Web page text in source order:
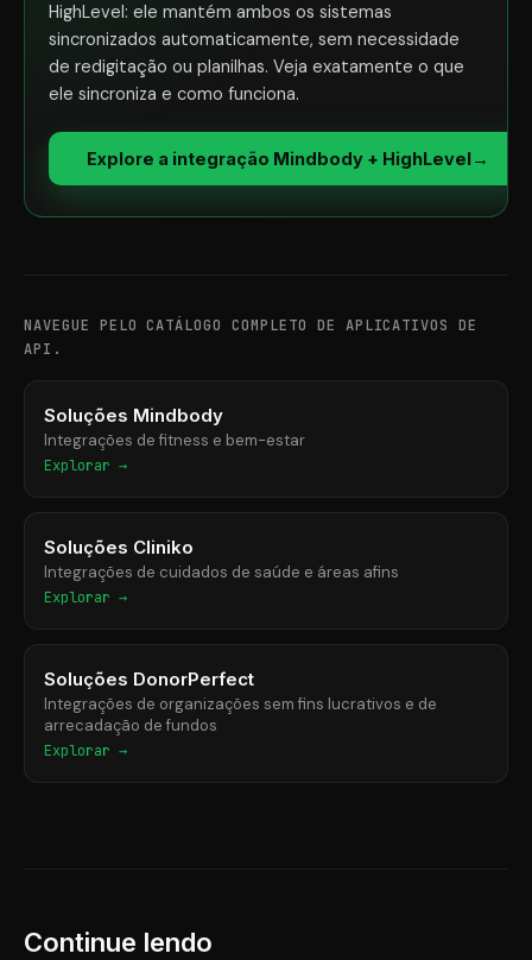
HighLevel: ele mantém ambos os sistemas
sincronizados automaticamente, sem necessidade
de redigitação ou planilhas. Veja exatamente o que
ele sincroniza e como funciona.
Explore a integração Mindbody + HighLevel→
NAVEGUE PELO CATÁLOGO COMPLETO DE APLICATIVOS DE
API.
Soluções Mindbody
Integrações de fitness e bem-estar
Explorar →
Soluções Cliniko
Integrações de cuidados de saúde e áreas afins
Explorar →
Soluções DonorPerfect
Integrações de organizações sem fins lucrativos e de
arrecadação de fundos
Explorar →
Continue lendo